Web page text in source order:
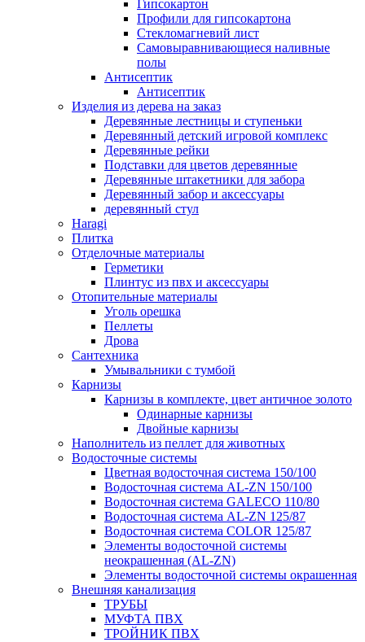
Гипсокартон
Профили для гипсокартона
Стекломагневий лист
Самовыравнивающиеся наливные
полы
Aнтисептик
Aнтисептик
Изделия из дерева на заказ
Деревянные лестницы и ступеньки
Деревянный детский игровой комплекс
Деревянные рейки
Подставки для цветов деревянные
Деревянные штакетники для забора
Деревянный забор и аксессуары
деревянный стул
Haragi
Плитка
Отделочные материалы
Герметики
Плинтус из пвх и аксессуары
Отопительные материалы
Уголь орешка
Пеллеты
Дрова
Сантехника
Умывальники с тумбой
Карнизы
Карнизы в комплекте, цвет античное золото
Одинарные карнизы
Двойные карнизы
Наполнитель из пеллет для животных
Водосточные системы
Цветная водосточная система 150/100
Водосточная система AL-ZN 150/100
Водосточная система GALECO 110/80
Водосточная система AL-ZN 125/87
Водосточная система COLOR 125/87
Элементы водосточной системы
неокрашенная (AL-ZN)
Элементы водосточной системы окрашенная
Внешняя канализация
ТРУБЫ
МУФТА ПВХ
ТРОЙНИК ПВХ